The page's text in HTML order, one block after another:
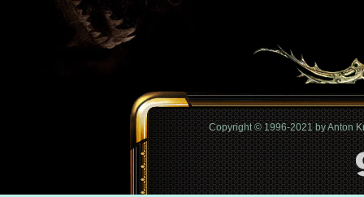
Copyright © 1996-2021 by Anton